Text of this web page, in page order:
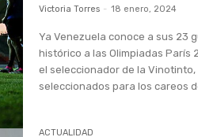
Victoria Torres - 18 enero, 2024
Ya Venezuela conoce a sus 23
histórico a las Olimpiadas París
el seleccionador de la
seleccionados para los careos
ACTUALIDAD